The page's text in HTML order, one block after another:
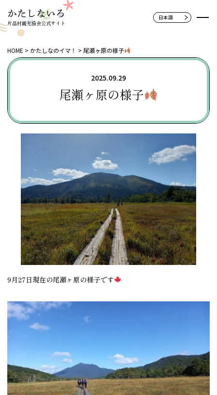
片品村観光協会公式サイト
HOME かたしなのイマ！ 尾瀬ヶ原の様子
2025.09.29
尾瀬ヶ原の様子
9月27日現在の尾瀬ヶ原の様子です